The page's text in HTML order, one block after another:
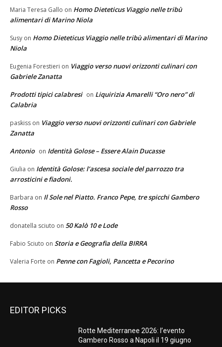
Maria Teresa Gallo on Homo Dieteticus Viaggio nelle tribù
alimentari di Marino Niola
Susy on Homo Dieteticus Viaggio nelle tribù alimentari di Marino
Niola
Eugenia Forestieri on Viaggio verso nuovi orizzonti culinari con
Gabriele Zanatta
Prodotti tipici calabresi on Liquirizia Amarelli “Oro nero” di
Calabria
paskiss on Viaggio verso nuovi orizzonti culinari con Gabriele
Zanatta
Antonio on Identità Golose – Essere Alain Ducasse
Giulia on Identità Golose: l’ascesa sociale del parrozzo tra
arrosticini e fiadoni.
Barbara on Il Sole nel Piatto. Franco Pepe, tre spicchi Gambero
Rosso
donatella sciuto on 50 Kalò 10 e Lode
Fabio Sciuto on Storia e Geografia della BIRRA
Valeria Forte on Penne con Fagioli, Pancetta e Pecorino
EDITOR PICKS
Rotte Mediterranee 2026: l’evento
Gambero Rosso a Napoli il 19 giugno